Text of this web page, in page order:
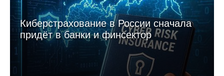
Киберстрахование в России сначала
придёт в банки и финсектор